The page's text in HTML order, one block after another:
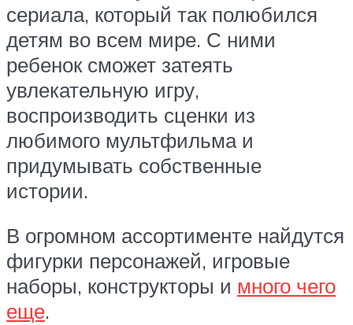
сериала, который так полюбился
детям во всем мире. С ними
ребенок сможет затеять
увлекательную игру,
воспроизводить сценки из
любимого мультфильма и
придумывать собственные
истории.
В огромном ассортименте найдутся
фигурки персонажей, игровые
наборы, конструкторы и много чего
еще.